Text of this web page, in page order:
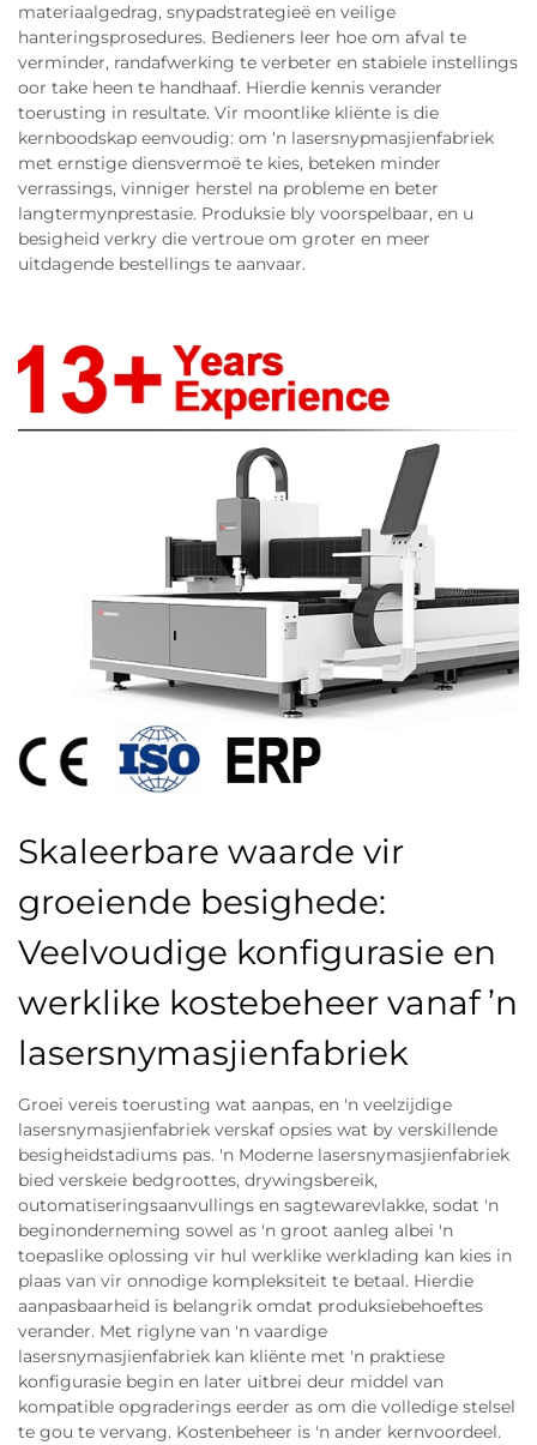
materiaalgedrag, snypadstrategieë en veilige
hanteringsprosedures. Bedieners leer hoe om afval te
verminder, randafwerking te verbeter en stabiele instellings
oor take heen te handhaaf. Hierdie kennis verander
toerusting in resultate. Vir moontlike kliënte is die
kernboodskap eenvoudig: om ‘n lasersnypmasjienfabriek
met ernstige diensvermoë te kies, beteken minder
verrassings, vinniger herstel na probleme en beter
langtermynprestasie. Produksie bly voorspelbaar, en u
besigheid verkry die vertroue om groter en meer
uitdagende bestellings te aanvaar.
Skaleerbare waarde vir
groeiende besighede:
Veelvoudige konfigurasie en
werklike kostebeheer vanaf ’n
lasersnymasjienfabriek
Groei vereis toerusting wat aanpas, en 'n veelzijdige
lasersnymasjienfabriek verskaf opsies wat by verskillende
besigheidstadiums pas. 'n Moderne lasersnymasjienfabriek
bied verskeie bedgroottes, drywingsbereik,
outomatiseringsaanvullings en sagtewarevlakke, sodat 'n
beginonderneming sowel as 'n groot aanleg albei 'n
toepaslike oplossing vir hul werklike werklading kan kies in
plaas van vir onnodige kompleksiteit te betaal. Hierdie
aanpasbaarheid is belangrik omdat produksiebehoeftes
verander. Met riglyne van 'n vaardige
lasersnymasjienfabriek kan kliënte met 'n praktiese
konfigurasie begin en later uitbrei deur middel van
kompatible opgraderings eerder as om die volledige stelsel
te gou te vervang. Kostenbeheer is 'n ander kernvoordeel.